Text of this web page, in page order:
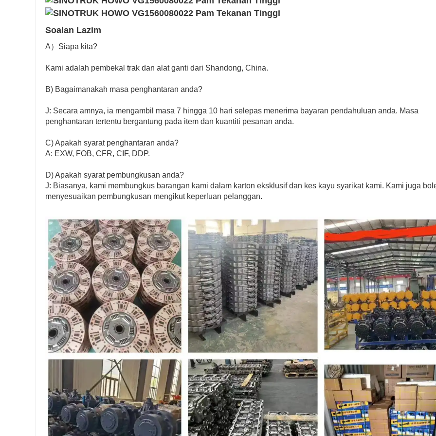
Soalan Lazim
A）Siapa kita?
Kami adalah pembekal trak dan alat ganti dari Shandong, China.
B) Bagaimanakah masa penghantaran anda?
J: Secara amnya, ia mengambil masa 7 hingga 10 hari selepas menerima bayaran pendahuluan anda. Masa
penghantaran tertentu bergantung pada item dan kuantiti pesanan anda.
C) Apakah syarat penghantaran anda?
A: EXW, FOB, CFR, CIF, DDP.
D) Apakah syarat pembungkusan anda?
J: Biasanya, kami membungkus barangan kami dalam karton eksklusif dan kes kayu syarikat kami. Kami juga
menyesuaikan pembungkusan mengikut keperluan pelanggan.